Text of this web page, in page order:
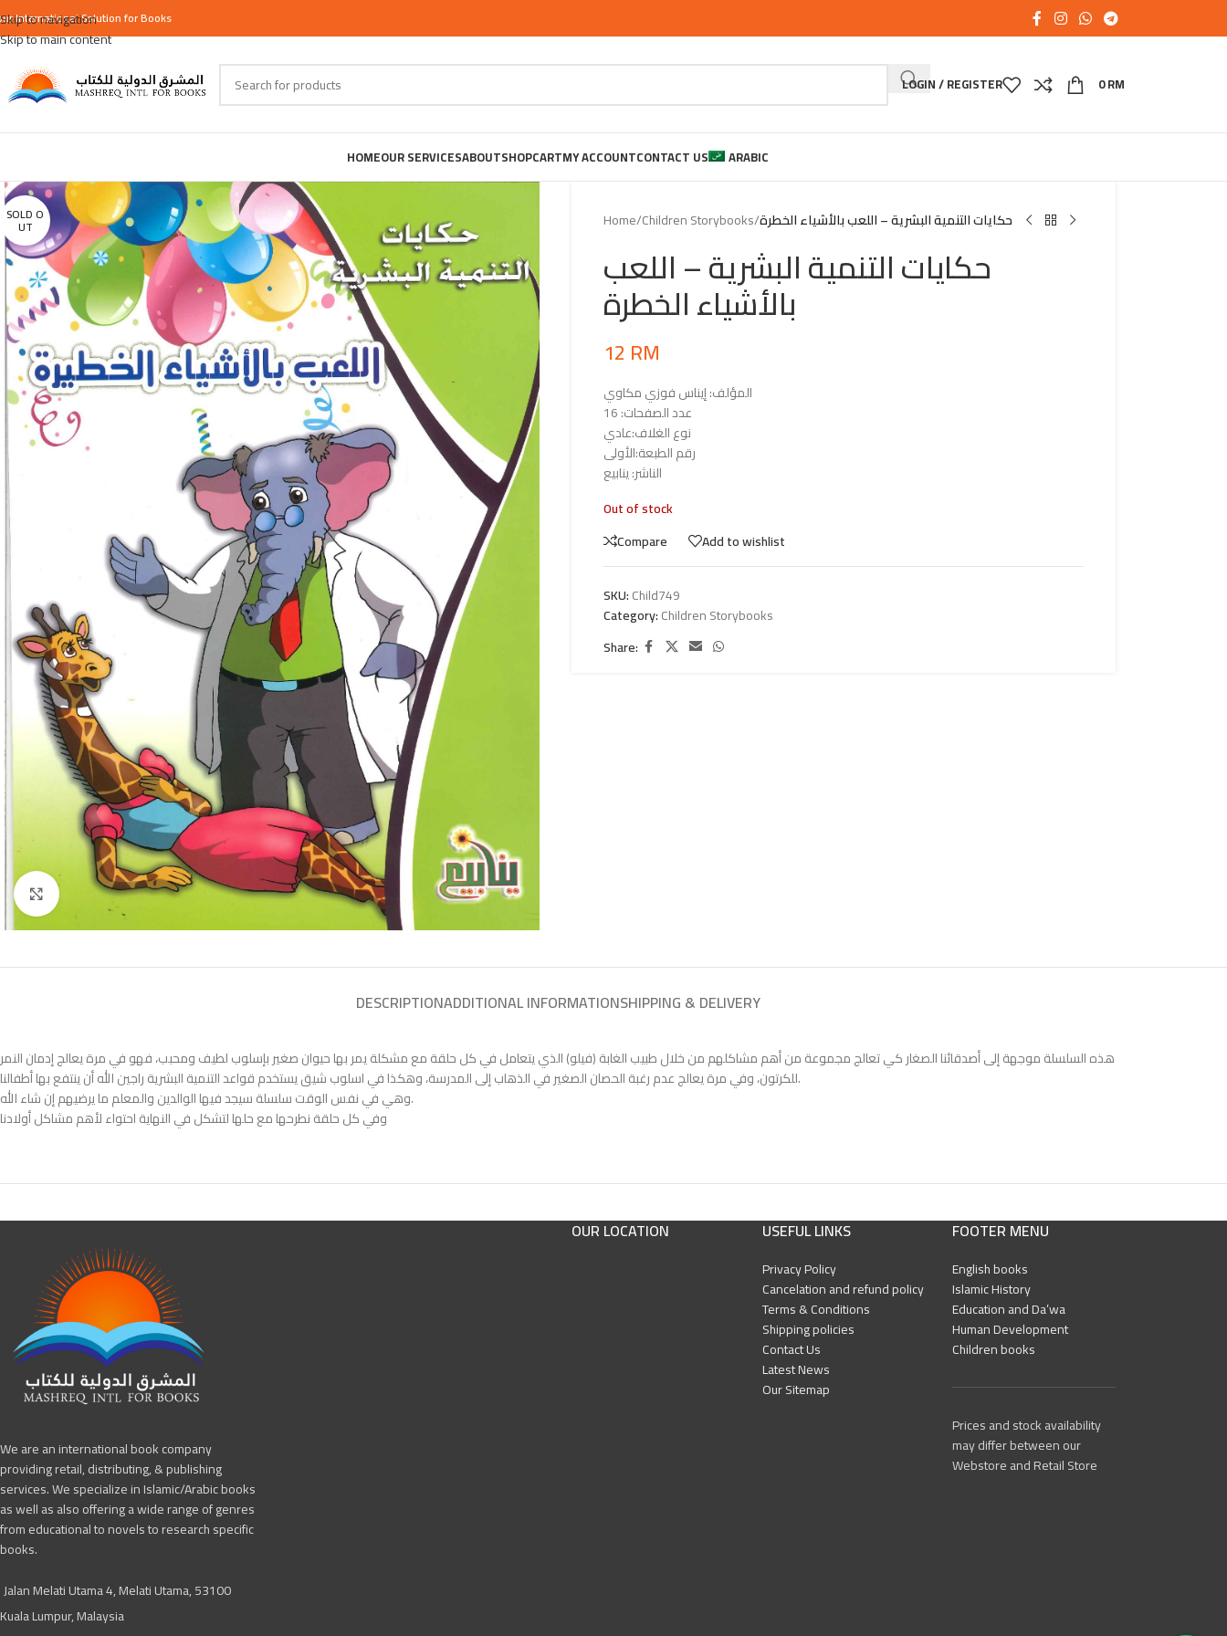
Skip to navigation
Skip to main content
InternationalSolution for Books
LOGIN / REGISTER 0RM
HOMEOUR SERVICESABOUTSHOPCARTMY ACCOUNTCONTACT US ARABIC
SOLD O
UT
Click to enlarge
Home/Children Storybooks/حكايات التنمية البشرية – اللعب بالأشياء الخطرة
حكايات التنمية البشرية – اللعب
بالأشياء الخطرة
12 RM
المؤلف: إيناس فوزي مكاوي
عدد الصفحات: 16
نوع الغلاف:عادي
رقم الطبعة:الأولى
الناشر: ينابيع
Out of stock
Compare
Add to wishlist
SKU:Child749
Category:Children Storybooks
Share:
DESCRIPTIONADDITIONAL INFORMATIONSHIPPING & DELIVERY
هذه السلسلة موجهة إلى أصدقائنا الصغار كي تعالج مجموعة من أهم مشاكلهم من خلال طبيب الغابة (فيلو) الذي يتعامل في كل حلقة مع مشكلة يمر بها حيوان صغير بإسلوب لطيف ومحبب، فهو في مرة يعالج إدمان النمر
للكرتون، وفي مرة يعالج عدم رغبة الحصان الصغير في الذهاب إلى المدرسة، وهكذا في اسلوب شيق يستخدم قواعد التنمية البشرية راجين الله أن ينتفع بها أطفالنا.
وهي في نفس الوقت سلسلة سيجد فيها الوالدين والمعلم ما يرضيهم إن شاء الله.
وفي كل حلقة نطرحها مع حلها لتشكل في النهاية احتواء لأهم مشاكل أولادنا
We are an international book company
providing retail, distributing, & publishing
services. We specialize in Islamic/Arabic books
as well as also offering a wide range of genres
from educational to novels to research specific
books.
Jalan Melati Utama 4, Melati Utama, 53100
Kuala Lumpur, Malaysia
OUR LOCATION USEFUL LINKS
Privacy Policy
Cancelation and refund policy
Terms & Conditions
Shipping policies
Contact Us
Latest News
Our Sitemap
FOOTER MENU
English books
Islamic History
Education and Da’wa
Human Development
Children books
Prices and stock availability
may differ between our
Webstore and Retail Store